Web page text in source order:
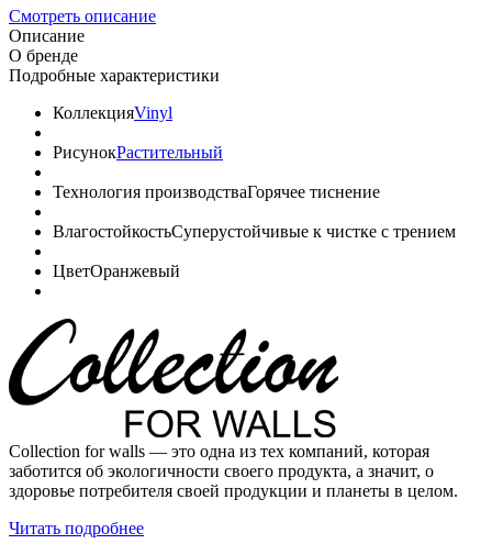
Смотреть описание
Описание
О бренде
Подробные характеристики
КоллекцияVinyl
РисунокРастительный
Технология производстваГорячее тиснение
ВлагостойкостьСуперустойчивые к чистке с трением
ЦветОранжевый
Collection for walls — это одна из тех компаний, которая
заботится об экологичности своего продукта, а значит, о
здоровье потребителя своей продукции и планеты в целом.
Читать подробнее